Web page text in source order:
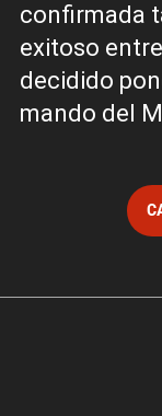
confirmada
exitoso
decidido
mando del